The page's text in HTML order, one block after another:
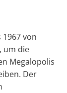
1967 von
um die
Megalopolis
Der